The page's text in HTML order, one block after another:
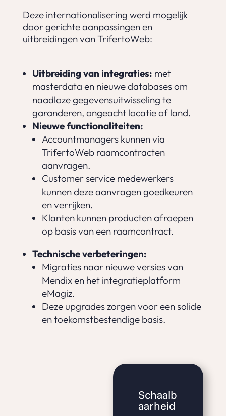
Deze internationalisering werd mogelijk
door gerichte aanpassingen en
uitbreidingen van TrifertoWeb:
Uitbreiding van integraties: met
masterdata en nieuwe databases om
naadloze gegevensuitwisseling te
garanderen, ongeacht locatie of land.
Nieuwe functionaliteiten:
Accountmanagers kunnen via
TrifertoWeb raamcontracten
aanvragen.
Customer service medewerkers
kunnen deze aanvragen goedkeuren
en verrijken.
Klanten kunnen producten afroepen
op basis van een raamcontract.
Technische verbeteringen:
Migraties naar nieuwe versies van
Mendix en het integratieplatform
eMagiz.
Deze upgrades zorgen voor een solide
en toekomstbestendige basis.
Schaalb
aarheid